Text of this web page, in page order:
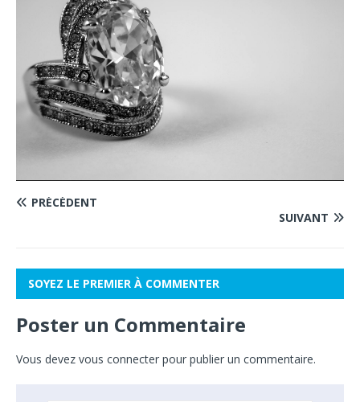
PRÉCÉDENT
SUIVANT
SOYEZ LE PREMIER À COMMENTER
Poster un Commentaire
Vous devez vous connecter pour publier un commentaire.